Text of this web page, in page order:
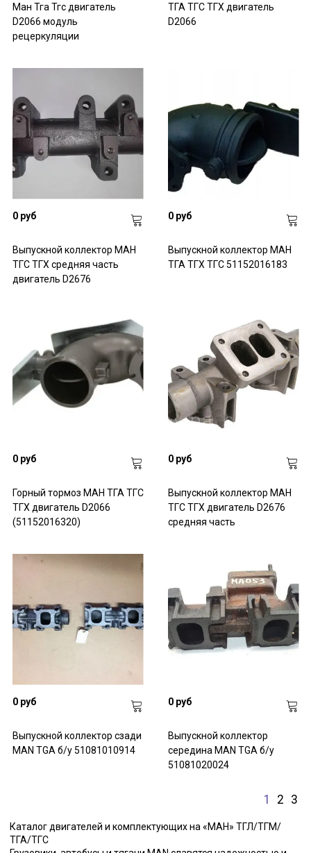
Ман Тга Тгс двигатель
D2066 модуль
рецеркуляции
ТГА ТГС ТГХ двигатель
D2066
0 руб
Выпускной коллектор МАН
ТГС ТГХ средняя часть
двигатель D2676
0 руб
Выпускной коллектор МАН
ТГА ТГХ ТГС 51152016183
0 руб
Горный тормоз МАН ТГА ТГС
ТГХ двигатель D2066
(51152016320)
0 руб
Выпускной коллектор МАН
ТГС ТГХ двигатель D2676
средняя часть
0 руб
Выпускной коллектор сзади
MAN TGA б/у 51081010914
0 руб
Выпускной коллектор
середина MAN TGA б/у
51081020024
1 2 3
Каталог двигателей и комплектующих на «МАН» ТГЛ/ТГМ/
ТГА/ТГС